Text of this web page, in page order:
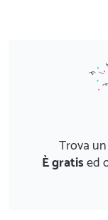
Trova
È gratised